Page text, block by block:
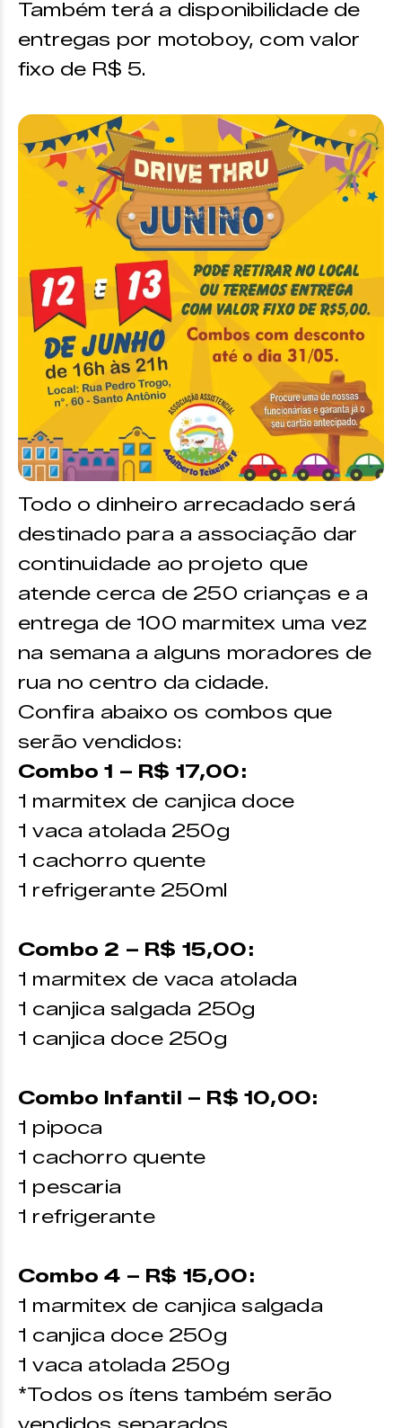
Também terá a disponibilidade de
entregas por motoboy, com valor
fixo de R$ 5.
Todo o dinheiro arrecadado será
destinado para a associação dar
continuidade ao projeto que
atende cerca de 250 crianças e a
entrega de 100 marmitex uma vez
na semana a alguns moradores de
rua no centro da cidade.
Confira abaixo os combos que
serão vendidos:
Combo 1 – R$ 17,00:
1 marmitex de canjica doce
1 vaca atolada 250g
1 cachorro quente
1 refrigerante 250ml
Combo 2 – R$ 15,00:
1 marmitex de vaca atolada
1 canjica salgada 250g
1 canjica doce 250g
Combo Infantil – R$ 10,00:
1 pipoca
1 cachorro quente
1 pescaria
1 refrigerante
Combo 4 – R$ 15,00:
1 marmitex de canjica salgada
1 canjica doce 250g
1 vaca atolada 250g
*Todos os ítens também serão